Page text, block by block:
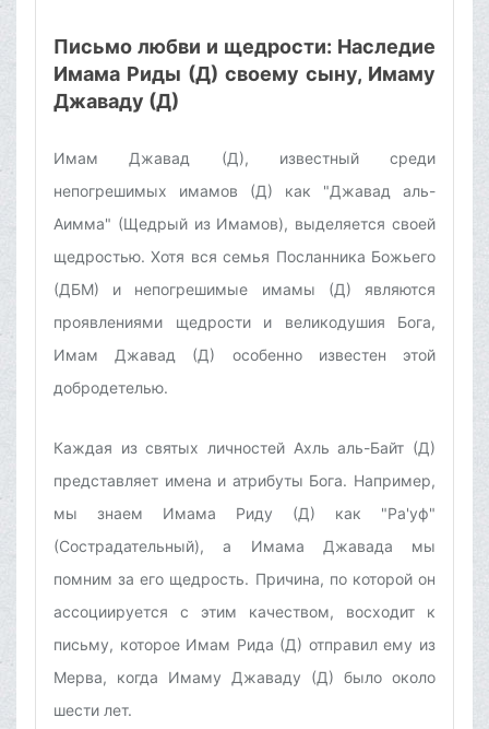
Письмо любви и щедрости: Наследие
Имама Риды (Д) своему сыну, Имаму
Джаваду (Д)
Имам Джавад (Д), известный среди
непогрешимых имамов (Д) как "Джавад аль-
Аимма" (Щедрый из Имамов), выделяется своей
щедростью. Хотя вся семья Посланника Божьего
(ДБМ) и непогрешимые имамы (Д) являются
проявлениями щедрости и великодушия Бога,
Имам Джавад (Д) особенно известен этой
добродетелью.
Каждая из святых личностей Ахль аль-Байт (Д)
представляет имена и атрибуты Бога. Например,
мы знаем Имама Риду (Д) как "Ра'уф"
(Сострадательный), а Имама Джавада мы
помним за его щедрость. Причина, по которой он
ассоциируется с этим качеством, восходит к
письму, которое Имам Рида (Д) отправил ему из
Мерва, когда Имаму Джаваду (Д) было около
шести лет.